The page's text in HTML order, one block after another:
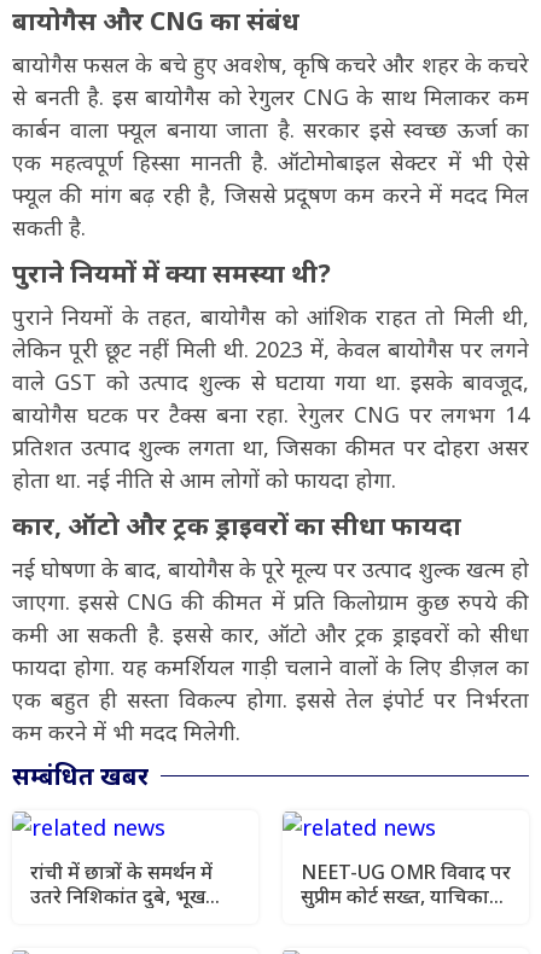
बायोगैस और CNG का संबंध
बायोगैस फसल के बचे हुए अवशेष, कृषि कचरे और शहर के कचरे
से बनती है. इस बायोगैस को रेगुलर CNG के साथ मिलाकर कम
कार्बन वाला फ्यूल बनाया जाता है. सरकार इसे स्वच्छ ऊर्जा का
एक महत्वपूर्ण हिस्सा मानती है. ऑटोमोबाइल सेक्टर में भी ऐसे
फ्यूल की मांग बढ़ रही है, जिससे प्रदूषण कम करने में मदद मिल
सकती है.
पुराने नियमों में क्या समस्या थी?
पुराने नियमों के तहत, बायोगैस को आंशिक राहत तो मिली थी,
लेकिन पूरी छूट नहीं मिली थी. 2023 में, केवल बायोगैस पर लगने
वाले GST को उत्पाद शुल्क से घटाया गया था. इसके बावजूद,
बायोगैस घटक पर टैक्स बना रहा. रेगुलर CNG पर लगभग 14
प्रतिशत उत्पाद शुल्क लगता था, जिसका कीमत पर दोहरा असर
होता था. नई नीति से आम लोगों को फायदा होगा.
कार, ऑटो और ट्रक ड्राइवरों का सीधा फायदा
नई घोषणा के बाद, बायोगैस के पूरे मूल्य पर उत्पाद शुल्क खत्म हो
जाएगा. इससे CNG की कीमत में प्रति किलोग्राम कुछ रुपये की
कमी आ सकती है. इससे कार, ऑटो और ट्रक ड्राइवरों को सीधा
फायदा होगा. यह कमर्शियल गाड़ी चलाने वालों के लिए डीज़ल का
एक बहुत ही सस्ता विकल्प होगा. इससे तेल इंपोर्ट पर निर्भरता
कम करने में भी मदद मिलेगी.
सम्बंधित खबर
रांची में छात्रों के समर्थन में
उतरे निशिकांत दुबे, भूख
NEET-UG OMR विवाद पर
सुप्रीम कोर्ट सख्त, याचिका